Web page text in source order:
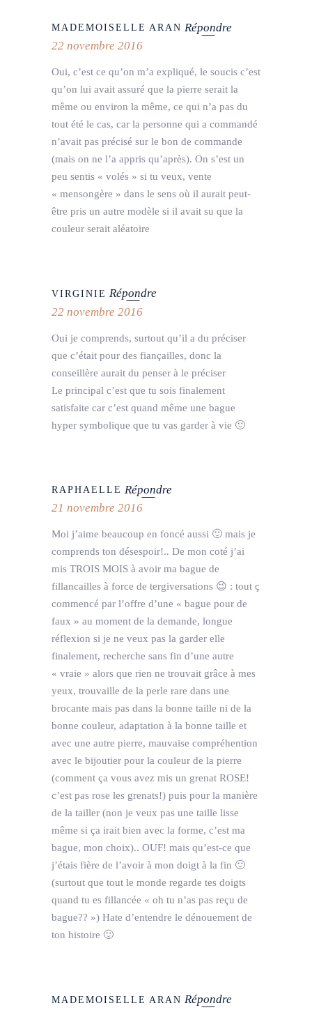
MADEMOISELLE ARAN Répondre
22 novembre 2016
Oui, c’est ce qu’on m’a expliqué, le soucis c’est
qu’on lui avait assuré que la pierre serait la
même ou environ la même, ce qui n’a pas du
tout été le cas, car la personne qui a commandé
n’avait pas précisé sur le bon de commande
(mais on ne l’a appris qu’après). On s’est un
peu sentis « volés » si tu veux, vente
« mensongère » dans le sens où il aurait peut-
être pris un autre modèle si il avait su que la
couleur serait aléatoire
VIRGINIE Répondre
22 novembre 2016
Oui je comprends, surtout qu’il a du préciser
que c’était pour des fiançailles, donc la
conseillère aurait du penser à le préciser
Le principal c’est que tu sois finalement
satisfaite car c’est quand même une bague
hyper symbolique que tu vas garder à vie 🙂
RAPHAELLE Répondre
21 novembre 2016
Moi j’aime beaucoup en foncé aussi 🙂 mais je
comprends ton désespoir!.. De mon coté j’ai
mis TROIS MOIS à avoir ma bague de
fillancailles à force de tergiversations 😉 : tout ç
commencé par l’offre d’une « bague pour de
faux » au moment de la demande, longue
réflexion si je ne veux pas la garder elle
finalement, recherche sans fin d’une autre
« vraie » alors que rien ne trouvait grâce à mes
yeux, trouvaille de la perle rare dans une
brocante mais pas dans la bonne taille ni de la
bonne couleur, adaptation à la bonne taille et
avec une autre pierre, mauvaise compréhention
avec le bijoutier pour la couleur de la pierre
(comment ça vous avez mis un grenat ROSE!
c’est pas rose les grenats!) puis pour la manière
de la tailler (non je veux pas une taille lisse
même si ça irait bien avec la forme, c’est ma
bague, mon choix).. OUF! mais qu’est-ce que
j’étais fière de l’avoir à mon doigt à la fin 🙂
(surtout que tout le monde regarde tes doigts
quand tu es fillancée « oh tu n’as pas reçu de
bague?? ») Hate d’entendre le dénouement de
ton histoire 🙂
MADEMOISELLE ARAN Répondre